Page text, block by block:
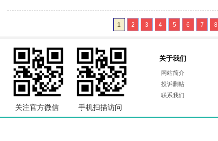
1 2 3 4 5 6 7 8
关注官方微信 手机扫描访问
关于我们
网站简介
投诉删帖
联系我们